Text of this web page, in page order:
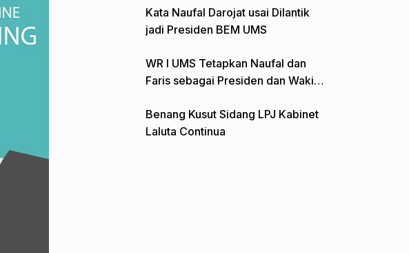
Kata Naufal Darojat usai Dilantik
jadi Presiden BEM UMS
WR I UMS Tetapkan Naufal dan
Faris sebagai Presiden dan Wakil
Benang Kusut Sidang LPJ Kabinet
Laluta Continua